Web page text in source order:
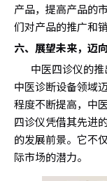
产品，提高产品的
们对产品的推广和
六、展望未来，迈
中医四诊仪的推
中医诊断设备领域
程度不断提高，中
四诊仪凭借其先进
的发展前景。它不
际市场的潜力。